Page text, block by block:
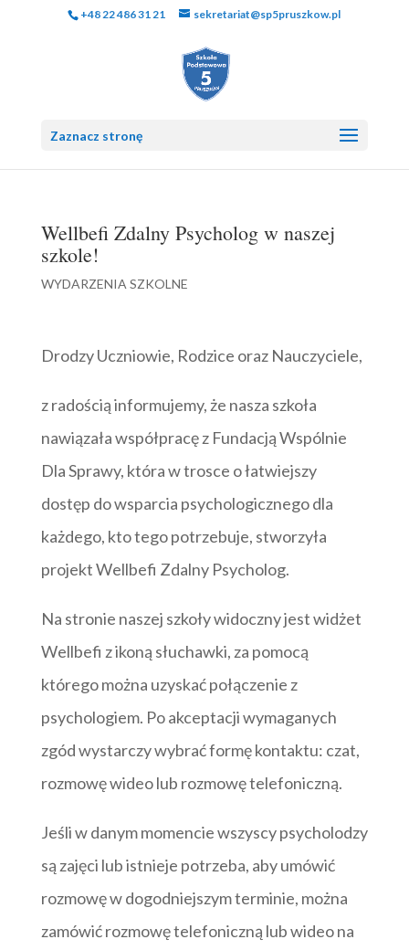
+48 22 486 31 21 sekretariat@sp5pruszkow.pl
Zaznacz stronę
Wellbefi Zdalny Psycholog w naszej
szkole!
WYDARZENIA SZKOLNE
Drodzy Uczniowie, Rodzice oraz Nauczyciele,
z radością informujemy, że nasza szkoła
nawiązała współpracę z Fundacją Wspólnie
Dla Sprawy, która w trosce o łatwiejszy
dostęp do wsparcia psychologicznego dla
każdego, kto tego potrzebuje, stworzyła
projekt Wellbefi Zdalny Psycholog.
Na stronie naszej szkoły widoczny jest widżet
Wellbefi z ikoną słuchawki, za pomocą
którego można uzyskać połączenie z
psychologiem. Po akceptacji wymaganych
zgód wystarczy wybrać formę kontaktu: czat,
rozmowę wideo lub rozmowę telefoniczną.
Jeśli w danym momencie wszyscy psycholodzy
są zajęci lub istnieje potrzeba, aby umówić
rozmowę w dogodniejszym terminie, można
zamówić rozmowę telefoniczną lub wideo na